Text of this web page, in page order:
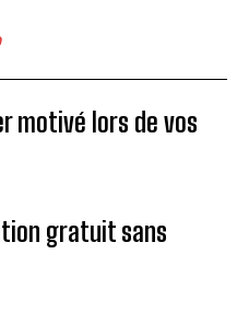
motivé lors de vos
gratuit sans